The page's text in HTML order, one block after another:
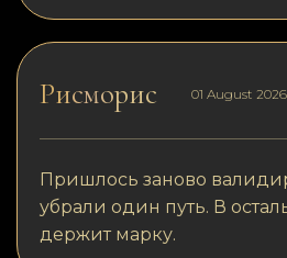
Рисморис 01 August
Пришлось заново
убрали один путь. В
держит марку.